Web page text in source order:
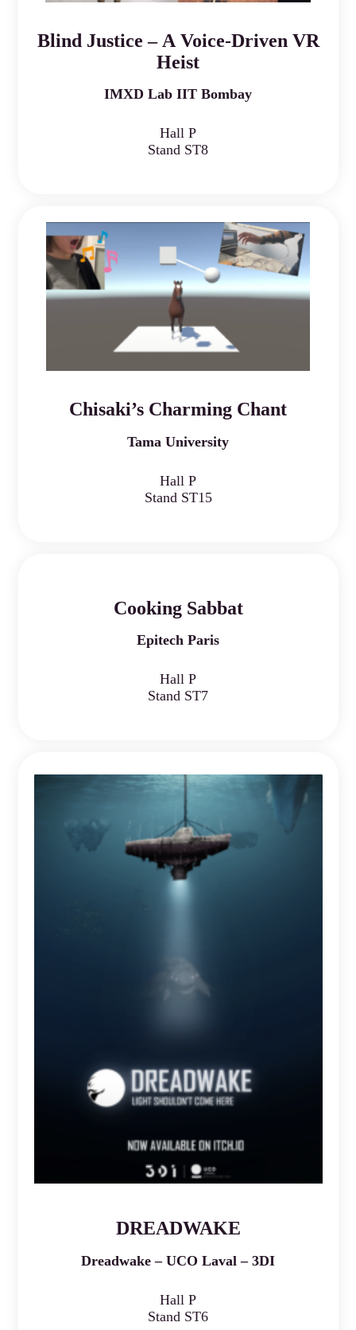
Blind Justice – A Voice-Driven VR
Heist
IMXD Lab IIT Bombay
Hall P
Stand ST8
Chisaki’s Charming Chant
Tama University
Hall P
Stand ST15
Cooking Sabbat
Epitech Paris
Hall P
Stand ST7
DREADWAKE
Dreadwake – UCO Laval – 3DI
Hall P
Stand ST6